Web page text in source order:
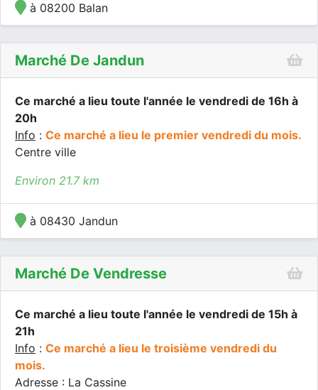
à 08200 Balan
Marché De Jandun
Ce marché a lieu toute l'année le vendredi de 16h à
20h
Info : Ce marché a lieu le premier vendredi du mois.
Centre ville
Environ 21.7 km
à 08430 Jandun
Marché De Vendresse
Ce marché a lieu toute l'année le vendredi de 15h à
21h
Info : Ce marché a lieu le troisième vendredi du
mois.
Adresse : La Cassine